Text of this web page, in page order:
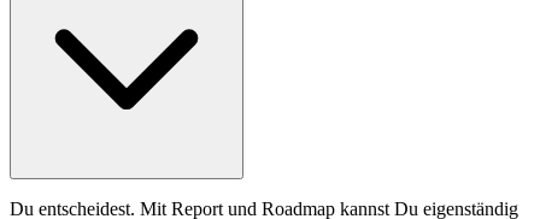
Du entscheidest. Mit Report und Roadmap kannst Du eigenständig